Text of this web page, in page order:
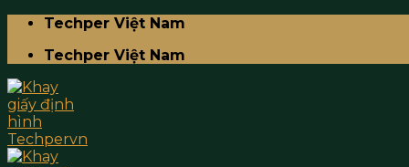
Skip
content
Techper Việt Nam
Techper Việt Nam